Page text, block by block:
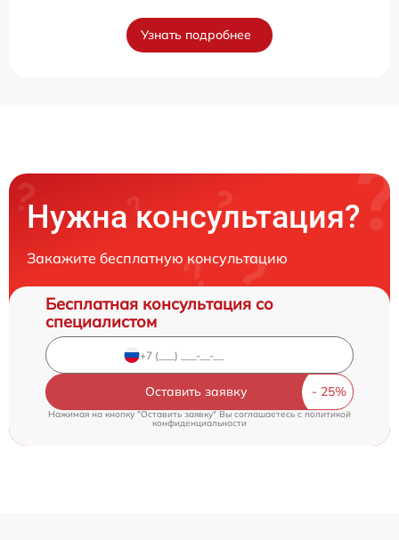
Узнать подробнее
Нужна консультация?
Закажите бесплатную консультацию
Бесплатная консультация со
специалистом
Оставить заявку
Нажимая на кнопку "Оставить заявку" Вы соглашаетесь cполитикой
конфиденциальности